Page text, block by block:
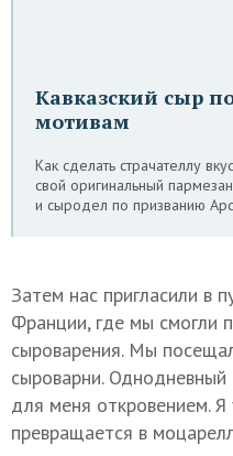
Кавказский сыр
мотивам
Как сделать страчателлу
свой оригинальный
и сыродел по призванию
Затем нас пригласили в
Франции, где мы смогли
сыроварения. Мы
сыроварни.
для меня откровением. Я
превращается в